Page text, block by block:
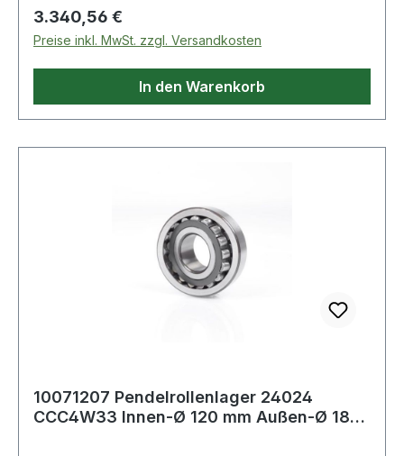
Regulärer Preis:
3.340,56 €
Preise inkl. MwSt. zzgl. Versandkosten
In den Warenkorb
10071207 Pendelrollenlager 24024
CCC4W33 Innen-Ø 120 mm Außen-Ø 180